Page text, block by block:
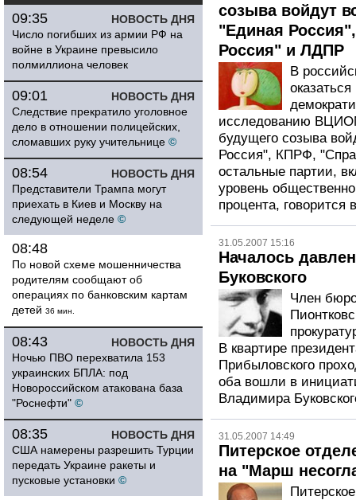
НОВОСТЬ ДНЯ
09:35
Число погибших из армии РФ на
войне в Украине превысило
полмиллиона человек
НОВОСТЬ ДНЯ
09:01
Следствие прекратило уголовное
дело в отношении полицейских,
сломавших руку учительнице ©
НОВОСТЬ ДНЯ
08:54
Представители Трампа могут
приехать в Киев и Москву на
следующей неделе ©
08:48
По новой схеме мошенничества
родителям сообщают об
операциях по банковским картам
детей 36 мин.
НОВОСТЬ ДНЯ
08:43
Ночью ПВО перехватила 153
украинских БПЛА: под
Новороссийском атакована база
"Роснефти" ©
НОВОСТЬ ДНЯ
08:35
США намерены разрешить Турции
передать Украине ракеты и
пусковые установки ©
созыва войдут
"Единая
Россия" и ЛДПР
В
исследованию
будущего созыва
Россия", КПРФ,
остальные партии,
уровень
процента,
31.05.2007 15:16
Началось
Буковского
Член
В квартире
Прибыловского
оба вошли в
Владимира
31.05.2007 14:49
Питерское
на "Марш